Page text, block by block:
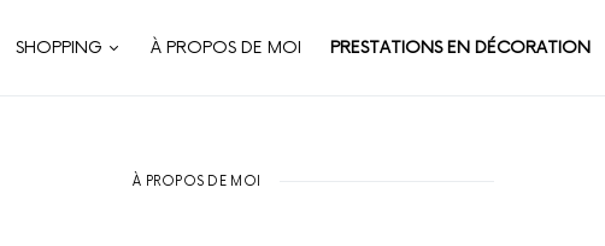
SHOPPING À PROPOS DE MOI PRESTATIONS EN DÉCORATION
À PROPOS DE MOI